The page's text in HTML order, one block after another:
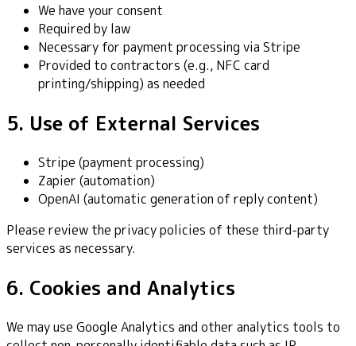
We have your consent
Required by law
Necessary for payment processing via Stripe
Provided to contractors (e.g., NFC card
printing/shipping) as needed
5. Use of External Services
Stripe (payment processing)
Zapier (automation)
OpenAI (automatic generation of reply content)
Please review the privacy policies of these third-party
services as necessary.
6. Cookies and Analytics
We may use Google Analytics and other analytics tools to